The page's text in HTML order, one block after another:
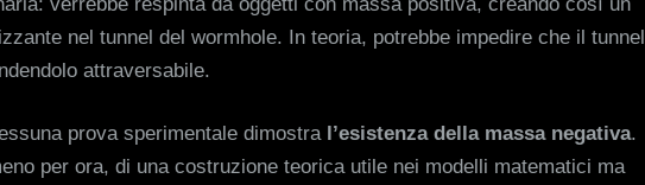
nel tunnel del wormhole. In teoria, potrebbe impedire che il tunnel
attraversabile.
prova sperimentale dimostral’esistenza della massa negativa.
per ora, di una costruzione teorica utile nei modelli matematici ma